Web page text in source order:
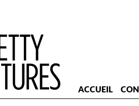
ACCUEIL